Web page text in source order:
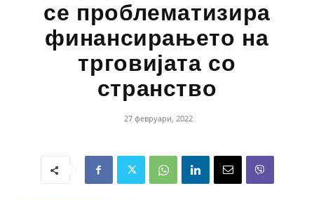
се проблематизира
финансирањето на
трговијата со
странство
27 февруари, 2022